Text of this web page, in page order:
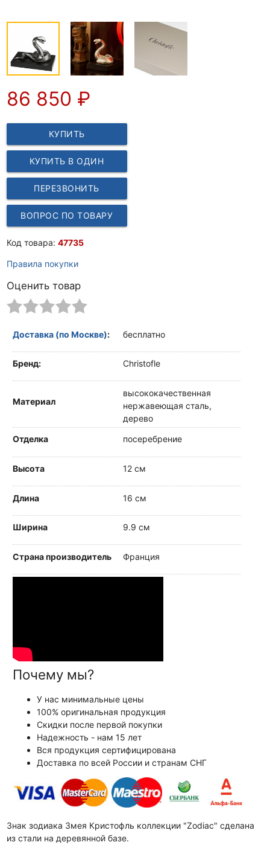
86 850 ₽
КУПИТЬ
КУПИТЬ В ОДИН
КЛИК
ПЕРЕЗВОНИТЬ
ВОПРОС ПО ТОВАРУ
Код товара: 47735
Правила покупки
Оценить товар
Доставка (по Москве): бесплатно
Бренд: Christofle
Материал
высококачественная
нержавеющая сталь,
дерево
Отделка посеребрение
Высота 12 см
Длина 16 см
Ширина 9.9 см
Страна производитель Франция
Почему мы?
У нас минимальные цены
100% оригинальная продукция
Скидки после первой покупки
Надежность - нам 15 лет
Вся продукция сертифицирована
Доставка по всей России и странам СНГ
Знак зодиака Змея Кристофль коллекции "Zodiac" сделана
из стали на деревянной базе.